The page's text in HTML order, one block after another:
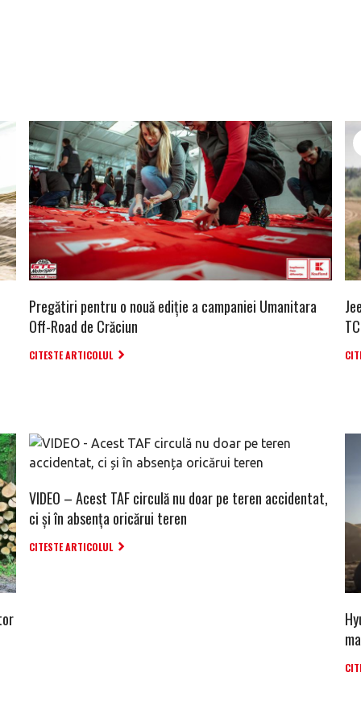
Pregătiri pentru o nouă ediție a campaniei Umanitara
Off-Road de Crăciun
CITESTE ARTICOLUL
VIDEO – Acest TAF circulă nu doar pe teren accidentat,
ci și în absența oricărui teren
CITESTE ARTICOLUL